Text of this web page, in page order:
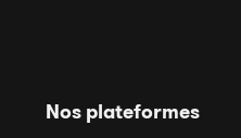
Nos plateformes